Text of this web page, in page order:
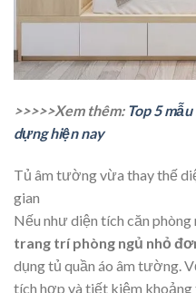
>>>>>Xem thêm: Top 5
dựng hiện nay
Tủ âm tường vừa thay thế
gian
Nếu như diện tích căn
trang trí phòng ngủ nhỏ
dụng tủ quần áo âm tường.
tích hợp và tiết kiệm khoảng